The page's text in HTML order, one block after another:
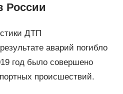
России
ДТП
аварий погибло
год было совершено
происшествий.